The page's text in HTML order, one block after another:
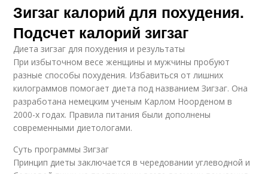
Зигзаг калорий для похудения.
Подсчет калорий зигзаг
Диета зигзаг для похудения и результаты
При избыточном весе женщины и мужчины пробуют
разные способы похудения. Избавиться от лишних
килограммов помогает диета под названием Зигзаг. Она
разработана немецким ученым Карлом Ноорденом в
2000-х годах. Правила питания были дополнены
современными диетологами.
Cуть программы Зигзаг
Принцип диеты заключается в чередовании углеводной и